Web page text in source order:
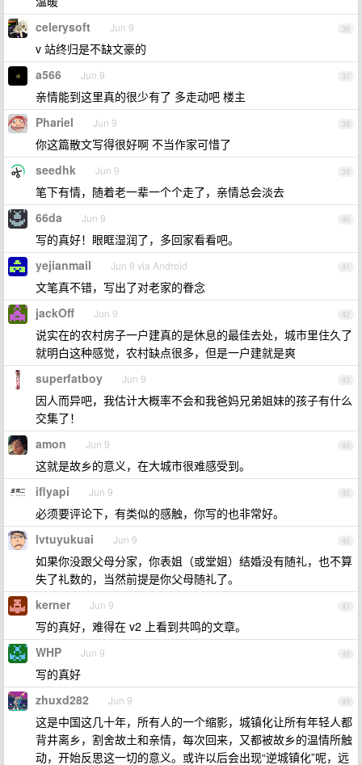
36
celerysoft Jun 9
v 站终归是不缺文豪的
37
a566 Jun 9
亲情能到这里真的很少有了 多走动吧 楼主
38
Phariel Jun 9
你这篇散文写得很好啊 不当作家可惜了
39
seedhk Jun 9
笔下有情，随着老一辈一个个走了，亲情总会淡去
40
66da Jun 9
写的真好！眼眶湿润了，多回家看看吧。
41
yejianmail Jun 9 via Android
文笔真不错，写出了对老家的眷念
42
jackOff Jun 9
说实在的农村房子一户建真的是休息的最佳去处，城市里住久了
就明白这种感觉，农村缺点很多，但是一户建就是爽
43
superfatboy Jun 9
因人而异吧，我估计大概率不会和我爸妈兄弟姐妹的孩子有什么
交集了！
44
amon Jun 9
这就是故乡的意义，在大城市很难感受到。
45
iflyapi Jun 9
必须要评论下，有类似的感触，你写的也非常好。
46
lvtuyukuai Jun 9
如果你没跟父母分家，你表姐（或堂姐）结婚没有随礼，也不算
失了礼数的，当然前提是你父母随礼了。
47
kerner Jun 9
写的真好，难得在 v2 上看到共鸣的文章。
48
WHP Jun 9
写的真好
49
zhuxd282 Jun 9
这是中国这几十年，所有人的一个缩影，城镇化让所有年轻人都
背井离乡，割舍故土和亲情，每次回来，又都被故乡的温情所触
动，开始反思这一切的意义。或许以后会出现“逆城镇化”呢，远